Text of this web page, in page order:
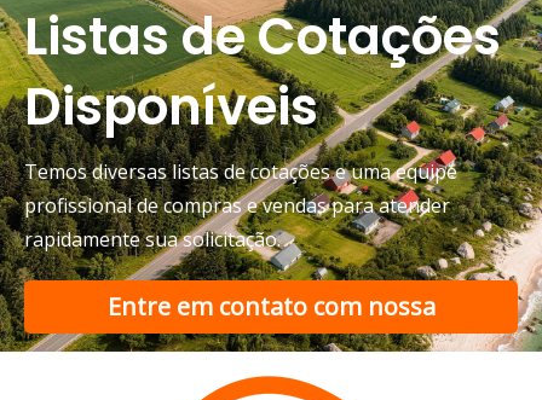
Riquixá elétrico vs triciclo elétrico de passageiros para transporte urbano
Compare riquixás elétricos com triciclos elétricos de
Listas de Cotações
Disponíveis
Temos diversas listas de cotações e uma equipe
profissional de compras e vendas para atender
rapidamente sua solicitação.
Entre em contato com nossa
equipe de suporte